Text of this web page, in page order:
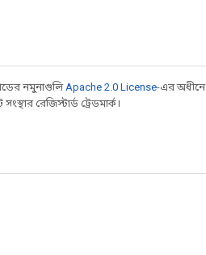
নমুনাগুলিApache 2.0 License-এর অধীনে
রেজিস্টার্ড ট্রেডমার্ক।